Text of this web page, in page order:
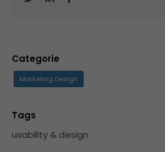
Categorie
Marketing Design
Tags
usability & design